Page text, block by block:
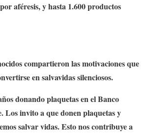
aféresis, y hasta 1.600 productos
compartieron las motivaciones que
en salvavidas silenciosos.
donando plaquetas en el Banco
Los invito a que donen plaquetas y
salvar vidas. Esto nos contribuye a